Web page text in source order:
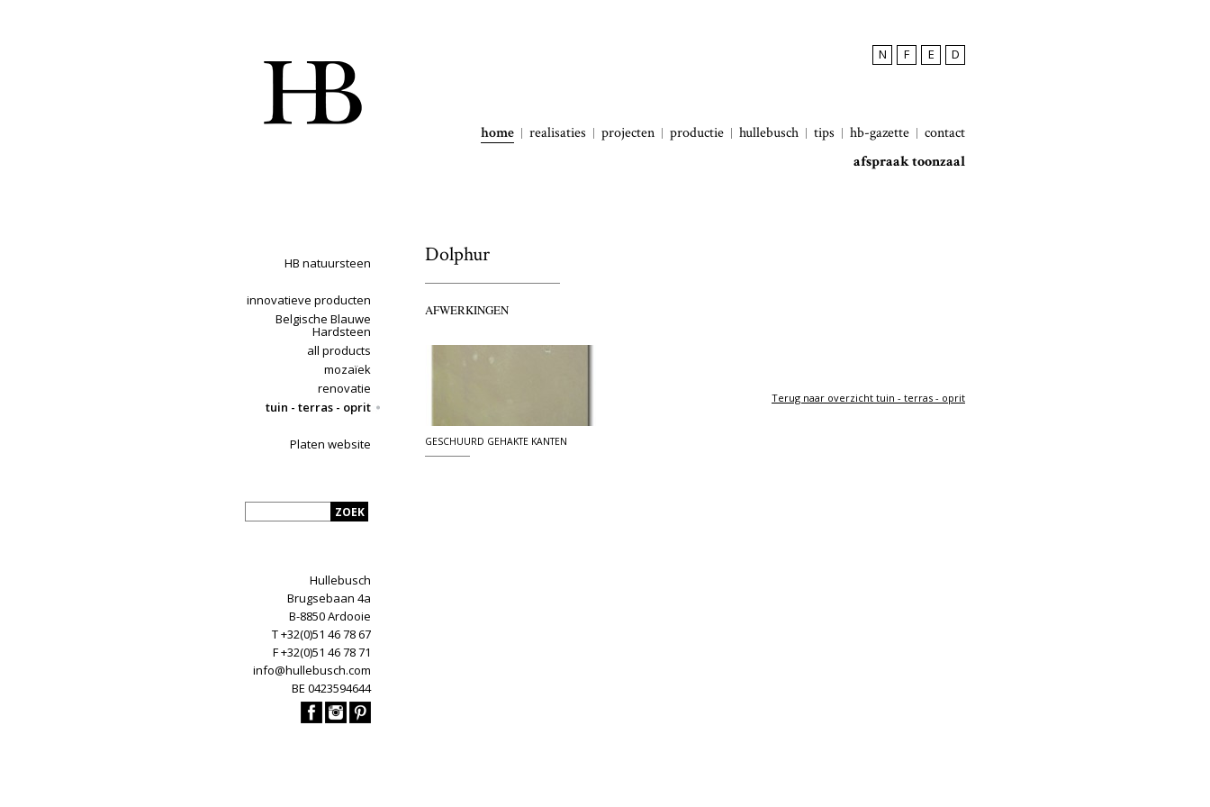
N F E D
home realisaties projecten productie hullebusch tips hb-gazette
contact
afspraak toonzaal
HB natuursteen
innovatieve producten
Belgische Blauwe
Hardsteen
all products
mozaïek
renovatie
tuin - terras - oprit
Platen website
Hullebusch
Brugsebaan 4a
B-8850 Ardooie
T +32(0)51 46 78 67
F +32(0)51 46 78 71
info@hullebusch.com
BE 0423594644
Dolphur
AFWERKINGEN
GESCHUURD GEHAKTE KANTEN
Terug naar overzicht tuin - terras - oprit